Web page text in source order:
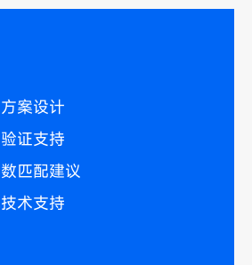
案设计
证支持
匹配建议
术支持